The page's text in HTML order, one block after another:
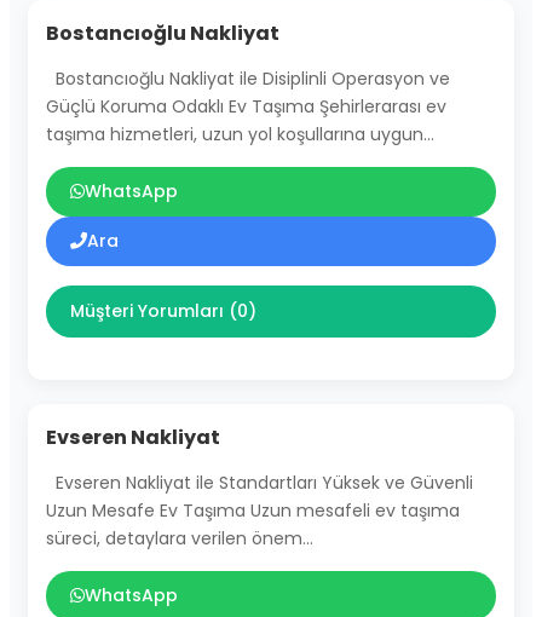
Bostancıoğlu Nakliyat
Bostancıoğlu Nakliyat ile Disiplinli Operasyon ve
Güçlü Koruma Odaklı Ev Taşıma Şehirlerarası ev
taşıma hizmetleri, uzun yol koşullarına uygun…
WhatsApp
Ara
Müşteri Yorumları (0)
Evseren Nakliyat
Evseren Nakliyat ile Standartları Yüksek ve Güvenli
Uzun Mesafe Ev Taşıma Uzun mesafeli ev taşıma
süreci, detaylara verilen önem…
WhatsApp